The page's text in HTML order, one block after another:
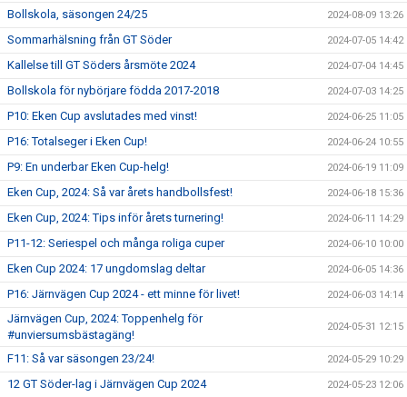
Bollskola, säsongen 24/25 2024-08-09 13:26
Sommarhälsning från GT Söder 2024-07-05 14:42
Kallelse till GT Söders årsmöte 2024 2024-07-04 14:45
Bollskola för nybörjare födda 2017-2018 2024-07-03 14:25
P10: Eken Cup avslutades med vinst! 2024-06-25 11:05
P16: Totalseger i Eken Cup! 2024-06-24 10:55
P9: En underbar Eken Cup-helg! 2024-06-19 11:09
Eken Cup, 2024: Så var årets handbollsfest! 2024-06-18 15:36
Eken Cup, 2024: Tips inför årets turnering! 2024-06-11 14:29
P11-12: Seriespel och många roliga cuper 2024-06-10 10:00
Eken Cup 2024: 17 ungdomslag deltar 2024-06-05 14:36
P16: Järnvägen Cup 2024 - ett minne för livet! 2024-06-03 14:14
Järnvägen Cup, 2024: Toppenhelg för
#unviersumsbästagäng!
2024-05-31 12:15
F11: Så var säsongen 23/24! 2024-05-29 10:29
12 GT Söder-lag i Järnvägen Cup 2024 2024-05-23 12:06